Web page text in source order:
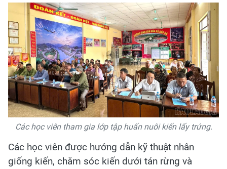
Các học viên tham gia lớp tập huấn nuôi kiến lấy trứng.
Các học viên được hướng dẫn kỹ thuật nhân
giống kiến, chăm sóc kiến dưới tán rừng và